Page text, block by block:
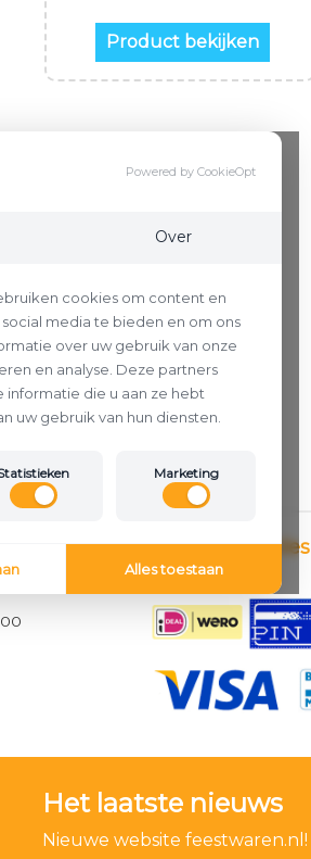
Product bekijken
Betaalmethodes
Het laatste nieuws
Nieuwe website feestwaren.nl!
Powered by CookieOpt
Over
cookies om content en
media te bieden en om ons
over uw gebruik van onze
en analyse. Deze partners
die u aan ze hebt
uw gebruik van hun diensten.
Marketing
Alles toestaan